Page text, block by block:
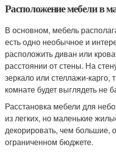
Расположение мебели в
В основном, мебель
есть одно необычное и
расположить диван или
расстоянии от стены. На
зеркало или стеллажи-карго,
комнате будет выглядеть не
Расстановка мебели для
из легких, но маленькие
декорировать, чем большие,
ограниченном бюджете.